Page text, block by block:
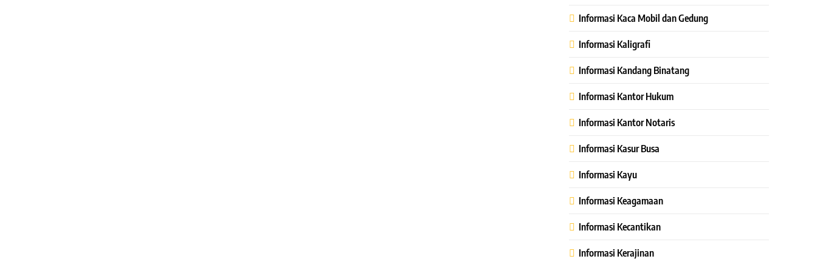
Informasi Kaca Mobil dan Gedung
Informasi Kaligrafi
Informasi Kandang Binatang
Informasi Kantor Hukum
Informasi Kantor Notaris
Informasi Kasur Busa
Informasi Kayu
Informasi Keagamaan
Informasi Kecantikan
Informasi Kerajinan